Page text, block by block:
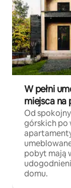
W pełni
miejsca na
Od
górskich po
pobyt mają
domu.